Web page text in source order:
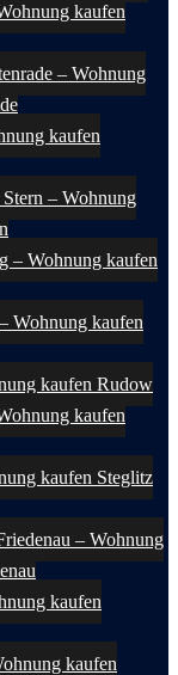
kaufen
– Wohnung
kaufen
– Wohnung
– Wohnung kaufen
Wohnung kaufen
kaufen Rudow
kaufen
kaufen Steglitz
– Wohnung
kaufen
kaufen